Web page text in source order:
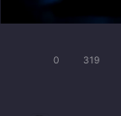
0 319